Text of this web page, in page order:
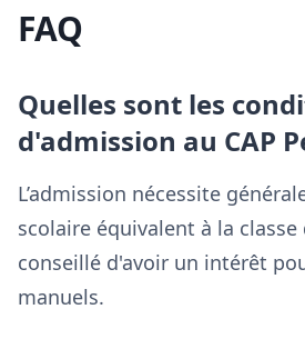
FAQ
Quelles sont les
d'admission au CAP
L’admission nécessite
scolaire équivalent à la
conseillé d'avoir un intérêt
manuels.